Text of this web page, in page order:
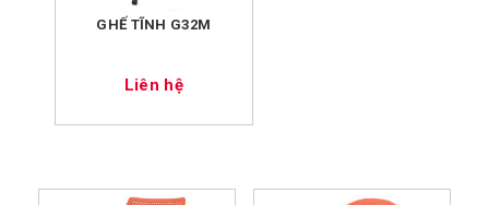
GHẾ TĨNH G32M
Liên hệ